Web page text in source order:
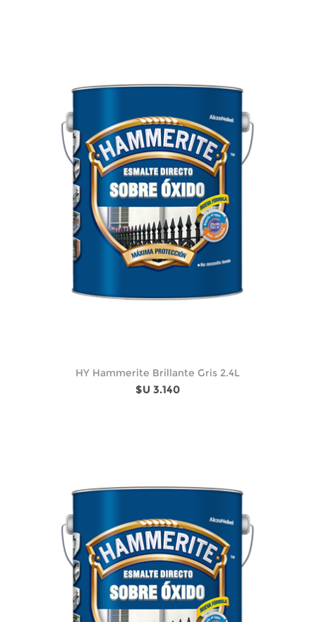
HY Hammerite Brillante Gris 2.4L
$U 3.140